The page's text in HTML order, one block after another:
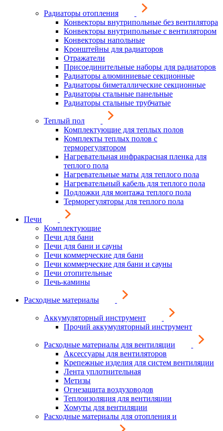
Радиаторы отопления
Конвекторы внутрипольные без вентилятора
Конвекторы внутрипольные с вентилятором
Конвекторы напольные
Кронштейны для радиаторов
Отражатели
Присоединительные наборы для радиаторов
Радиаторы алюминиевые секционные
Радиаторы биметаллические секционные
Радиаторы стальные панельные
Радиаторы стальные трубчатые
Теплый пол
Комплектующие для теплых полов
Комплекты теплых полов с
терморегулятором
Нагревательная инфракрасная пленка для
теплого пола
Нагревательные маты для теплого пола
Нагревательный кабель для теплого пола
Подложки для монтажа теплого пола
Терморегуляторы для теплого пола
Печи
Комплектующие
Печи для бани
Печи для бани и сауны
Печи коммерческие для бани
Печи коммерческие для бани и сауны
Печи отопительные
Печь-камины
Расходные материалы
Аккумуляторный инструмент
Прочий аккумуляторный инструмент
Расходные материалы для вентиляции
Аксессуары для вентиляторов
Крепежные изделия для систем вентиляции
Лента уплотнительная
Метизы
Огнезащита воздуховодов
Теплоизоляция для вентиляции
Хомуты для вентиляции
Расходные материалы для отопления и